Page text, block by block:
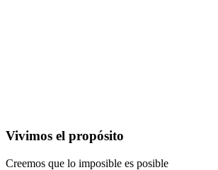
Vivimos el propósito
Creemos que lo imposible es posible